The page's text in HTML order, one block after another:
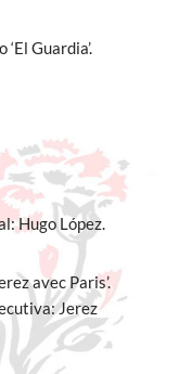
Guardia’.
Hugo López.
avec Paris’.
Jerez